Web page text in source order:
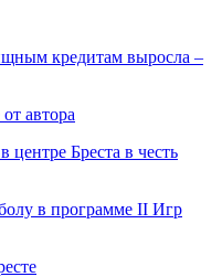
кредитам выросла –
автора
центре Бреста в честь
в программе II Игр